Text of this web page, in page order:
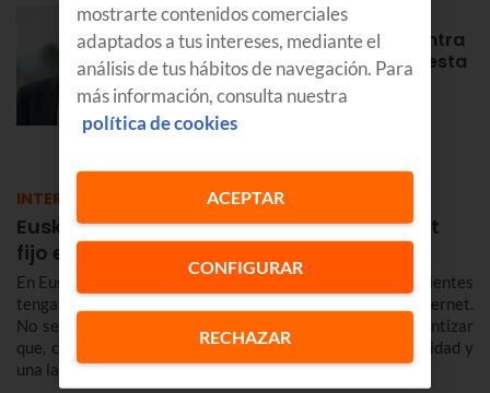
Álex Rayón, experto en
innovación: “La tecnología entra
antes donde equivocarse cuesta
poco”
EMPRESAS
INTERNET
Euskaltel, la mejor experiencia de internet
fijo en Euskadi y Navarra en 2026
En Euskaltel tenemos una prioridad clara: que nuestros clientes
tengan la mejor experiencia a la hora de conectarse a Internet.
No se trata solo de vender megas sin más, sino de garantizar
que, cuando te conectas, la red responda con una estabilidad y
una latencia envidiables.
mostrarte contenidos comerciales
adaptados a tus intereses, mediante el
análisis de tus hábitos de navegación. Para
más información, consulta nuestra
política de cookies
CONFIGURAR
RECHAZAR
ACEPTAR